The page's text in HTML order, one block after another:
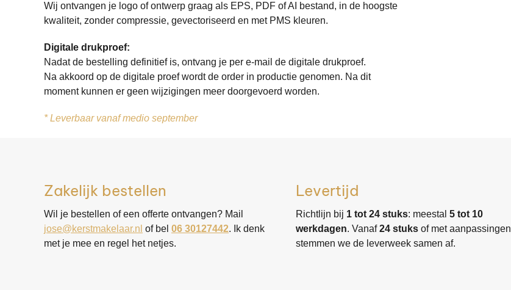
Wij ontvangen je logo of ontwerp graag als EPS, PDF of AI bestand, in de hoogste
kwaliteit, zonder compressie, gevectoriseerd en met PMS kleuren.
Digitale drukproef:
Nadat de bestelling definitief is, ontvang je per e-mail de digitale drukproef.
Na akkoord op de digitale proef wordt de order in productie genomen. Na dit
moment kunnen er geen wijzigingen meer doorgevoerd worden.
* Leverbaar vanaf medio september
Zakelijk bestellen
Wil je bestellen of een offerte ontvangen? Mail
jose@kerstmakelaar.nl of bel 06 30127442. Ik denk
met je mee en regel het netjes.
Levertijd
Richtlijn bij 1 tot 24 stuks: meestal5 tot 10
werkdagen. Vanaf24 stuks of met aanpassingen
stemmen we de leverweek samen af.